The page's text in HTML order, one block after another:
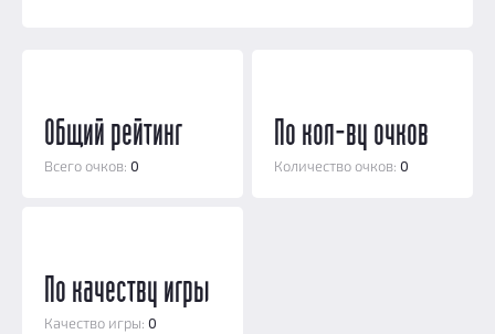
Общий рейтинг
Всего очков: 0
По кол-ву очков
Количество очков:0
По качеству игры
Качество игры: 0